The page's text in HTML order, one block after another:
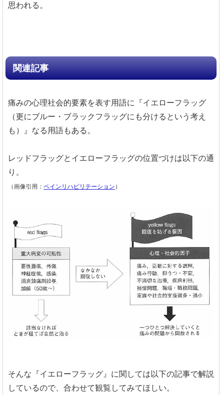
思われる。
関連記事
痛みの心理社会的要素を表す用語に『イエローフラッグ
（更にブルー・ブラックフラッグにも分けるという考え
も）』なる用語もある。
レッドフラッグとイエローフラッグの位置づけは以下の通
り。
（画像引用： ペインリハビリテーション ）
そんな『イエローフラッグ』に関しては以下の記事で解説
しているので、合わせて観覧してみてほしい。